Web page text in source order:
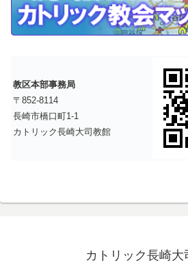
教区本部事務局
〒852-8114
長崎市橋口町1-1
カトリック長崎大司教館
カトリック長崎大